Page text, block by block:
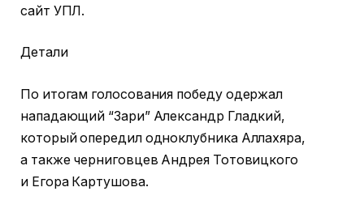
сайт УПЛ.
Детали
По итогам голосования победу одержал
нападающий “Зари” Александр Гладкий,
который опередил одноклубника Аллахяра,
а также черниговцев Андрея Тотовицкого
и Егора Картушова.